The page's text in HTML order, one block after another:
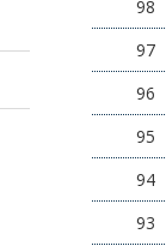
98
97
96
95
94
93